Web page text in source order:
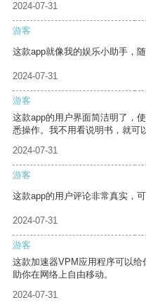
2024-07-31
游客
这款app就像我的娱乐小助手，
2024-07-31
游客
这款app的用户界面简洁明了，
悉操作。我不用看说明书，就可
2024-07-31
游客
这款app的用户评论非常真实，
2024-07-31
游客
这款加速器VPM应用程序可以
助你在网络上自由移动。
2024-07-31